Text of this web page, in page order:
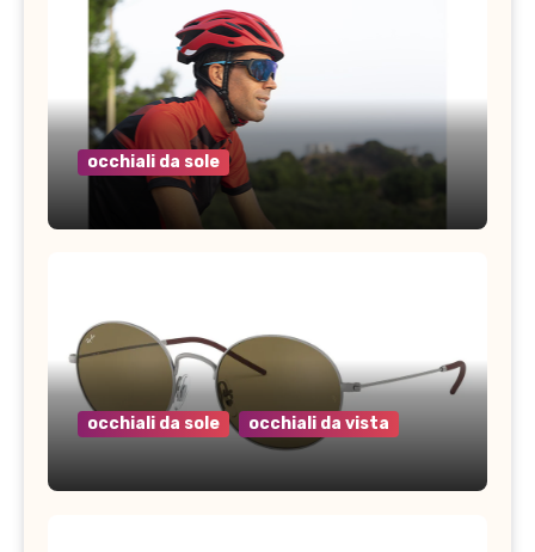
occhiali da sole
occhiali da sole occhiali da vista